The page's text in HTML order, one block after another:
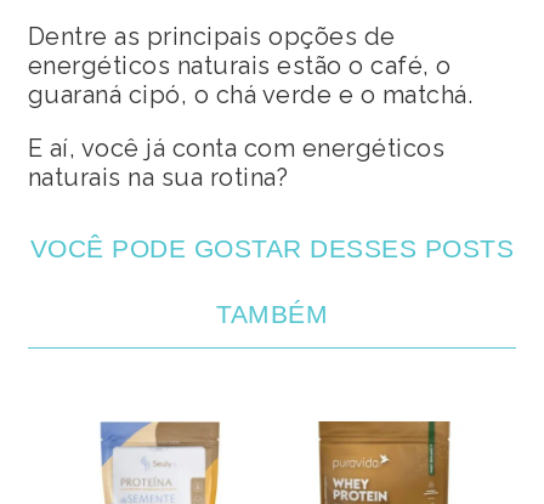
Dentre as principais opções de
energéticos naturais estão o café, o
guaraná cipó, o chá verde e o matchá.
E aí, você já conta com energéticos
naturais na sua rotina?
VOCÊ PODE GOSTAR DESSES POSTS
TAMBÉM